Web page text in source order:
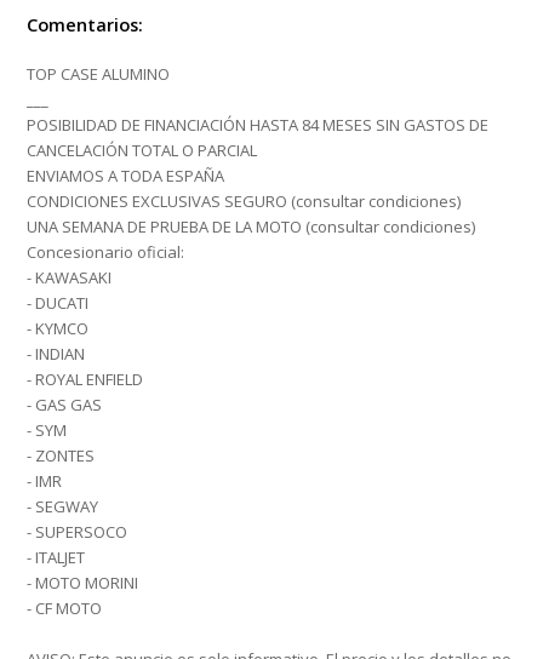
Comentarios:
TOP CASE ALUMINO
POSIBILIDAD DE FINANCIACIÓN HASTA 84 MESES SIN GASTOS DE
CANCELACIÓN TOTAL O PARCIAL
ENVIAMOS A TODA ESPAÑA
CONDICIONES EXCLUSIVAS SEGURO (consultar condiciones)
UNA SEMANA DE PRUEBA DE LA MOTO (consultar condiciones)
Concesionario oficial:
- KAWASAKI
- DUCATI
- KYMCO
- INDIAN
- ROYAL ENFIELD
- GAS GAS
- SYM
- ZONTES
- IMR
- SEGWAY
- SUPERSOCO
- ITALJET
- MOTO MORINI
- CF MOTO